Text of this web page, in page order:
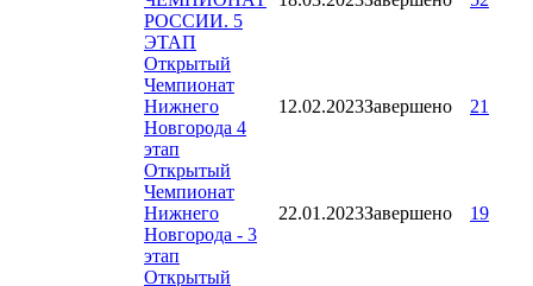
РОССИИ. 5
ЭТАП
Открытый
Чемпионат
Нижнего
Новгорода 4
этап
12.02.2023Завершено 21
Открытый
Чемпионат
Нижнего
Новгорода - 3
этап
22.01.2023Завершено 19
Открытый